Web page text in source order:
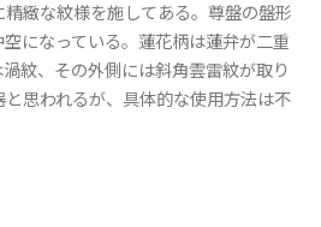
緻な紋様を施してある。尊盤の盤形
になっている。蓮花柄は蓮弁が二重
紋、その外側には斜角雲雷紋が取り
思われるが、具体的な使用方法は不